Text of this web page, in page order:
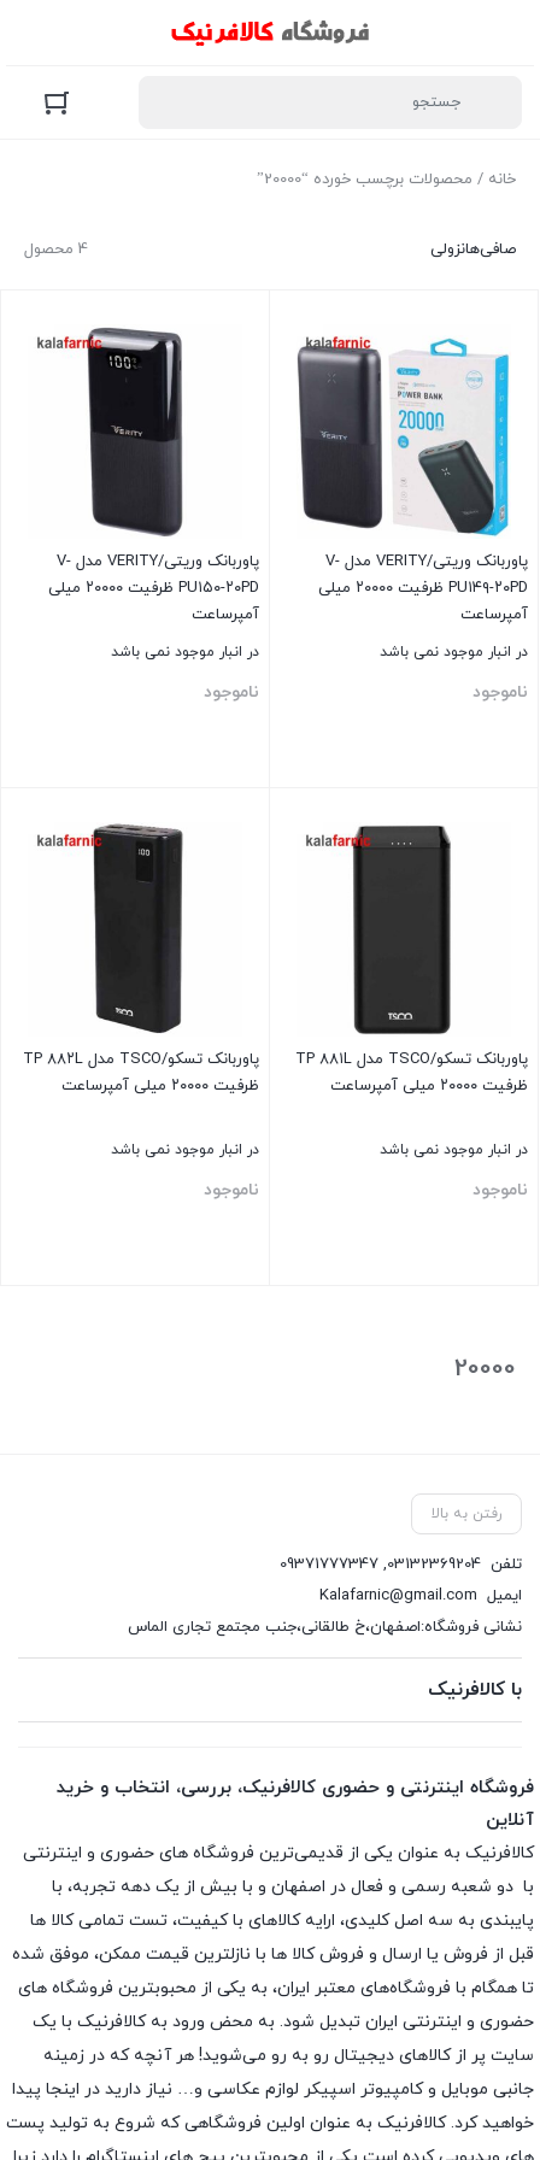
خانه / محصولات برچسب خورده “20000”
4 محصول صافی‌هانزولی
پاوربانک وریتی/VERITY مدل V-
PU۱۴۹-۲۰PD ظرفیت ۲۰۰۰۰ میلی
آمپرساعت
در انبار موجود نمی باشد
ناموجود
پاوربانک وریتی/VERITY مدل V-
PU۱۵۰-۲۰PD ظرفیت ۲۰۰۰۰ میلی
آمپرساعت
در انبار موجود نمی باشد
ناموجود
پاوربانک تسکو/TSCO مدل TP ۸۸۱L
ظرفیت ۲۰۰۰۰ میلی آمپرساعت
در انبار موجود نمی باشد
ناموجود
پاوربانک تسکو/TSCO مدل TP ۸۸۲L
ظرفیت ۲۰۰۰۰ میلی آمپرساعت
در انبار موجود نمی باشد
ناموجود
20000
رفتن به بالا
تلفن 03132369204
,
09371777347
ایمیل Kalafarnic@gmail.com
نشانی فروشگاه:اصفهان،خ طالقانی،جنب مجتمع تجاری الماس
با کالافرنیک
فروشگاه اینترنتی و حضوری کالافرنیک، بررسی، انتخاب و خرید
آنلاین
کالافرنیک به عنوان یکی از قدیمی‌ترین فروشگاه های حضوری و اینترنتی
با دو شعبه رسمی و فعال در اصفهان و با بیش از یک دهه تجربه، با
پایبندی به سه اصل کلیدی، ارایه کالاهای با کیفیت، تست تمامی کالا ها
قبل از فروش یا ارسال و فروش کالا ها با نازلترین قیمت ممکن، موفق شده
تا همگام با فروشگاه‌های معتبر ایران، به یکی از محبوبترین فروشگاه های
حضوری و اینترنتی ایران تبدیل شود. به محض ورود به کالافرنیک با یک
سایت پر از کالاهای دیجیتال رو به رو می‌شوید! هر آنچه که در زمینه
جانبی موبایل و کامپیوتر اسپیکر لوازم عکاسی و… نیاز دارید در اینجا پیدا
خواهید کرد. کالافرنیک به عنوان اولین فروشگاهی که شروع به تولید پست